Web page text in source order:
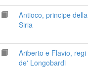
Antioco, principe della
Siria
Ariberto e Flavio, regi
de' Longobardi